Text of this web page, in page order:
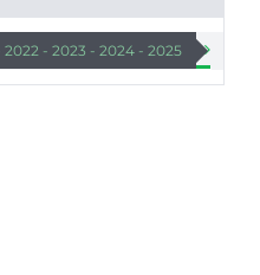
2022 - 2023 - 2024 - 2025
 